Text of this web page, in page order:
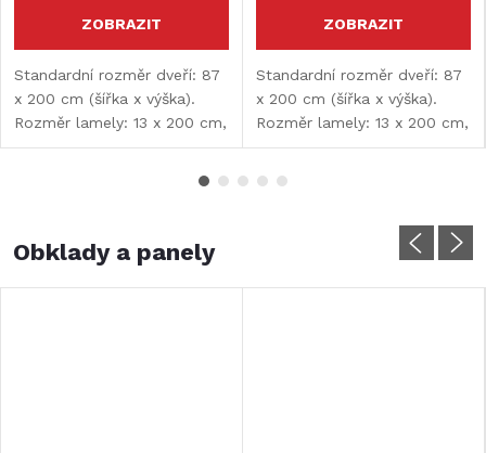
ZOBRAZIT
Standardní rozměr dveří: 87
x 200 cm (šířka x výška).
Rozměr lamely: 13 x 200 cm,
tloušťka lamely: 9 mm.
ZOBRAZIT
Standardní rozměr dveří: 87
x 200 cm (šířka x výška).
Rozměr lamely: 13 x 200 cm,
tloušťka lamely: 9 mm.
Obklady a panely